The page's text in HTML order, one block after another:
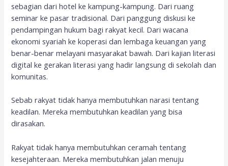
sebagian dari hotel ke kampung-kampung. Dari ruang
seminar ke pasar tradisional. Dari panggung diskusi ke
pendampingan hukum bagi rakyat kecil. Dari wacana
ekonomi syariah ke koperasi dan lembaga keuangan yang
benar-benar melayani masyarakat bawah. Dari kajian literasi
digital ke gerakan literasi yang hadir langsung di sekolah dan
komunitas.
Sebab rakyat tidak hanya membutuhkan narasi tentang
keadilan. Mereka membutuhkan keadilan yang bisa
dirasakan.
Rakyat tidak hanya membutuhkan ceramah tentang
kesejahteraan. Mereka membutuhkan jalan menuju